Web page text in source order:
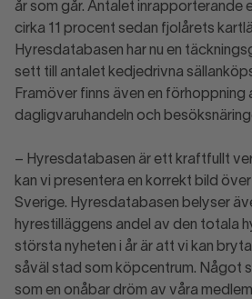
år som går. Antalet inrapporterande
cirka 11 procent sedan fjolårets
Hyresdatabasen har nu en
sett till antalet kedjedrivna
Framöver finns även en förhoppning
dagligvaruhandeln och
– Hyresdatabasen är ett kraftfullt
kan vi presentera en korrekt bild över
Sverige. Hyresdatabasen belyser
hyrestilläggens andel av den totala
största nyheten i år är att vi kan
såväl stad som köpcentrum. Något
som en onåbar dröm av våra